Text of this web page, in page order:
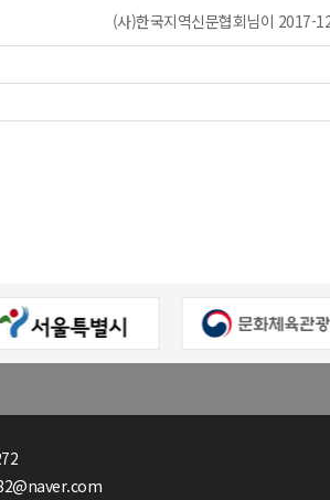
(사)한국지역신문협회님이 2017-